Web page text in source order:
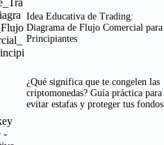
Idea Educativa de Trading:
Diagrama de Flujo Comercial para
Principiantes
¿Qué significa que te congelen las
criptomonedas? Guía práctica para
evitar estafas y proteger tus fondos